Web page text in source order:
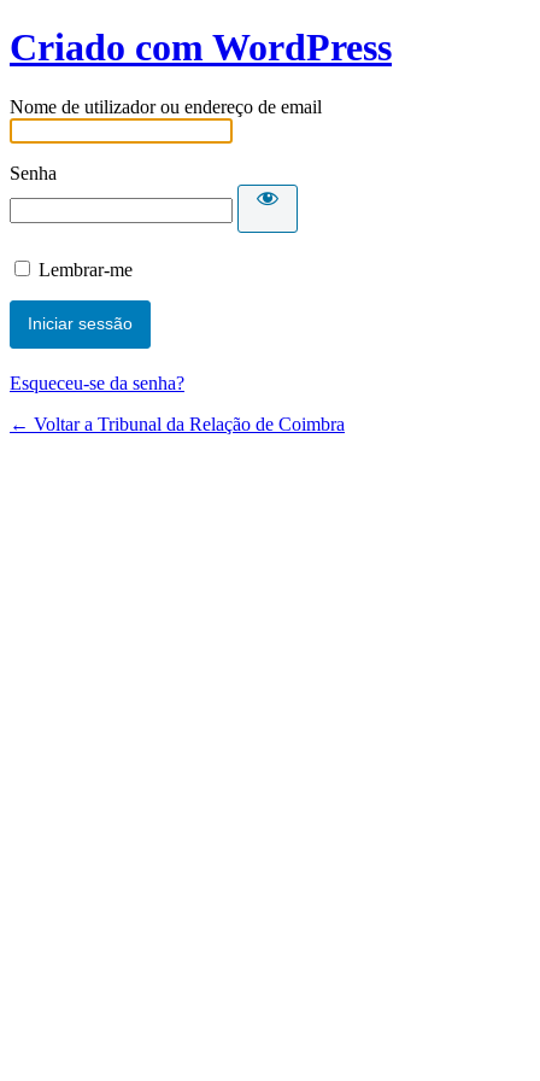
Criado com WordPress
Nome de utilizador ou endereço de email
Senha
Lembrar-me
Esqueceu-se da senha?
← Voltar a Tribunal da Relação de Coimbra